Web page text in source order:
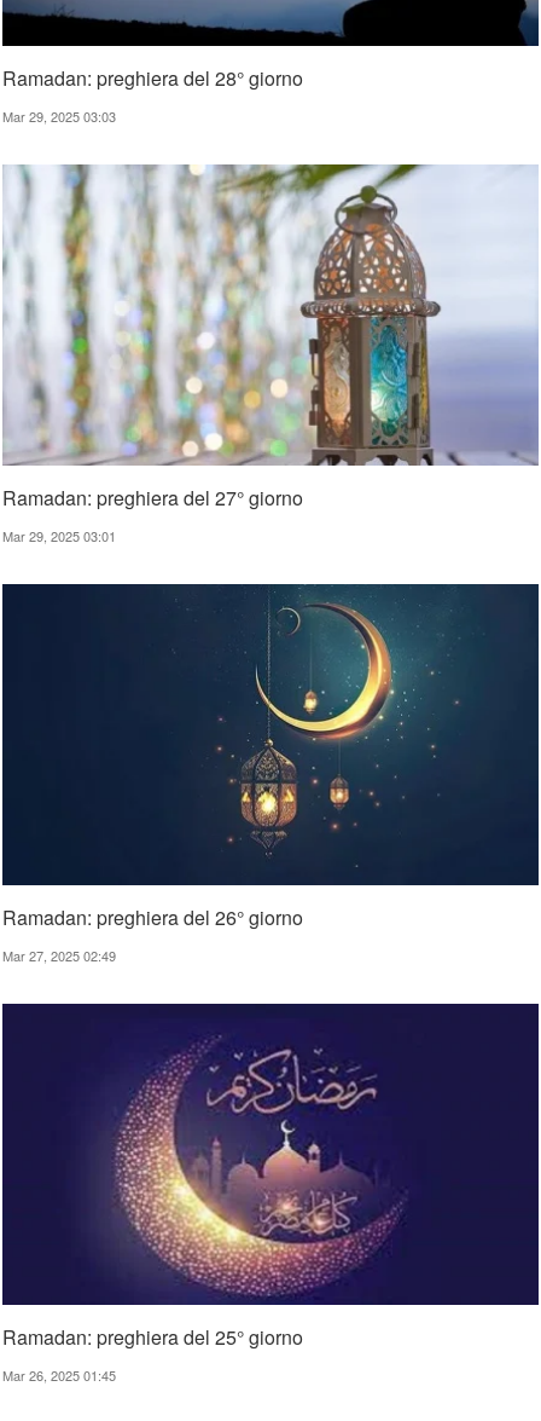
Ramadan: preghiera del 28° giorno
Mar 29, 2025 03:03
Ramadan: preghiera del 27° giorno
Mar 29, 2025 03:01
Ramadan: preghiera del 26° giorno
Mar 27, 2025 02:49
Ramadan: preghiera del 25° giorno
Mar 26, 2025 01:45